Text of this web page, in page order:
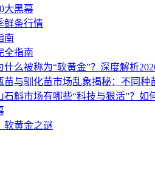
大黑幕
鲜条行情
南
全指南
什么被称为“软黄金”？深度解析
苗与驯化苗市场乱象揭秘：不同种
石斛市场有哪些“科技与狠活”？如
软黄金之谜